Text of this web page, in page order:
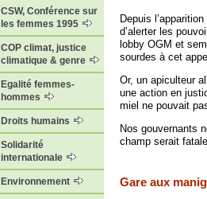
CSW, Conférence sur
les femmes 1995
COP climat, justice
climatique & genre
Egalité femmes-
hommes
Droits humains
Solidarité
internationale
Environnement
Depuis
d’alerter les
lobby OGM et
sourdes à cet
Or, un apiculteur
une action en
miel ne pouvait
Nos gouvernants
champ serait
Gare aux